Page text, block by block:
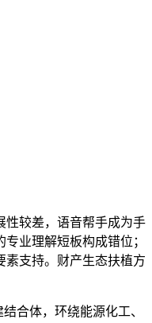
较差，语音帮手成为手
业理解短板构成错位；
素支持。财产生态扶植方
合体，环绕能源化工、